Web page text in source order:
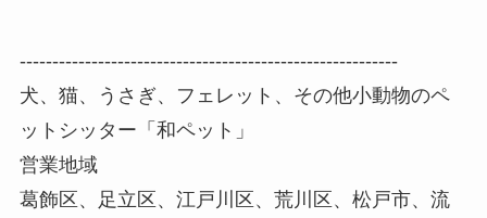
----------------------------------------------------------
犬、猫、うさぎ、フェレット、その他小動物のペ
ットシッター「和ペット」
営業地域
葛飾区、足立区、江戸川区、荒川区、松戸市、流